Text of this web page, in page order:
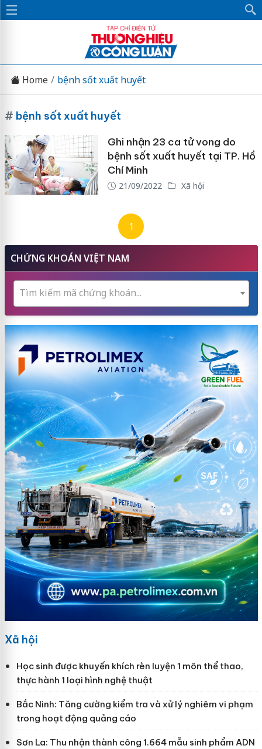
Home bệnh sốt xuất huyết
# bệnh sốt xuất huyết
Ghi nhận 23 ca tử vong do
bệnh sốt xuất huyết tại TP. Hồ
Chí Minh
21/09/2022 Xã hội
1
CHỨNG KHOÁN VIỆT NAM
Tìm kiếm mã chứng khoán...
Xã hội
Học sinh được khuyến khích rèn luyện 1 môn thể thao,
thực hành 1 loại hình nghệ thuật
Bắc Ninh: Tăng cường kiểm tra và xử lý nghiêm vi phạm
trong hoạt động quảng cáo
Sơn La: Thu nhận thành công 1.664 mẫu sinh phẩm ADN